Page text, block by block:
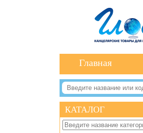
Главная
КАТАЛОГ